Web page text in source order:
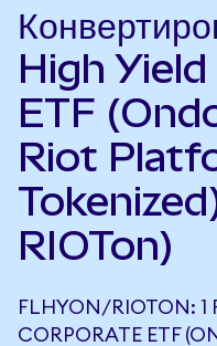
High
ETF
Riot
RIOTon)
FLHYON/RIOTON: 1
CORPORATE ETF